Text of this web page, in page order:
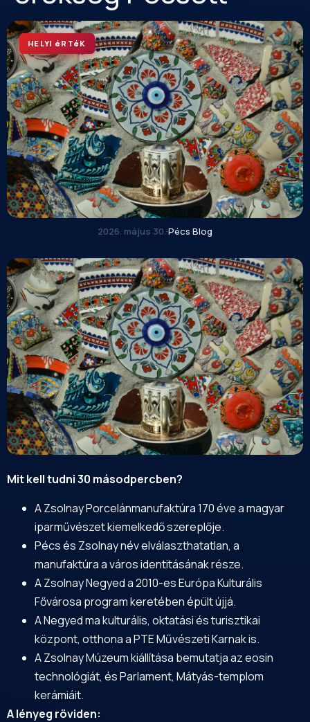
HELYI éRTéK
2026. május 30.·Pécs Blog
Mit kell tudni 30 másodpercben?
A Zsolnay Porcelánmanufaktúra 170 éve a magyar
iparművészet kiemelkedő szereplője.
Pécs és Zsolnay név elválaszthatatlan, a
manufaktúra a város identitásának része.
AZsolnay Negyeda 2010-es Európa Kulturális
Fővárosa program keretében épült újjá.
A Negyed ma kulturális, oktatási és turisztikai
központ, otthona aPTEMűvészeti Karnak is.
A Zsolnay Múzeum kiállítása bemutatja az eosin
technológiát, és Parlament, Mátyás-templom
kerámiáit.
A lényeg röviden: